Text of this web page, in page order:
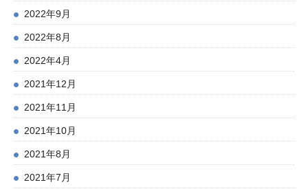
2022年9月
2022年8月
2022年4月
2021年12月
2021年11月
2021年10月
2021年8月
2021年7月